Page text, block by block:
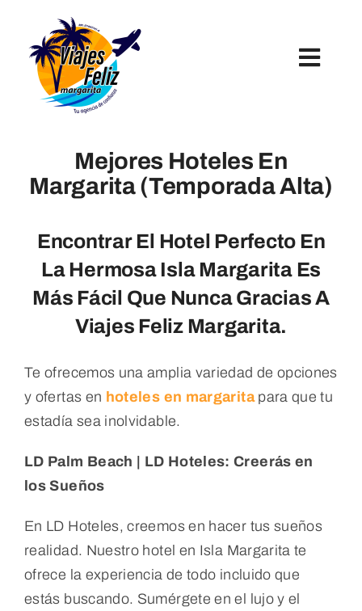
content
Hoteles
Paquetes Turísticos
Mejores Hoteles En
Margarita (Temporada Alta)
Encontrar El Hotel Perfecto En
La Hermosa Isla Margarita Es
Más Fácil Que Nunca Gracias A
Viajes Feliz Margarita.
Te ofrecemos una amplia variedad de opciones
y ofertas en hoteles en margaritapara que tu
estadía sea inolvidable.
LD Palm Beach | LD Hoteles: Creerás en
los Sueños
En LD Hoteles, creemos en hacer tus sueños
realidad. Nuestro hotel en Isla Margarita te
ofrece la experiencia de todo incluido que
estás buscando. Sumérgete en el lujo y el